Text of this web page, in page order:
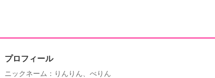
プロフィール
ニックネーム：りんりん、べりん